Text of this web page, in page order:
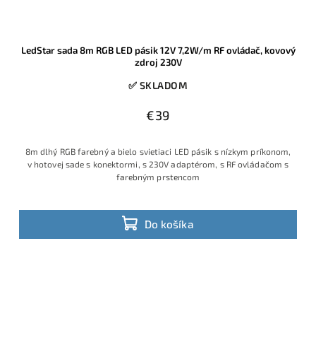
LedStar sada 8m RGB LED pásik 12V 7,2W/m RF ovládač, kovový
zdroj 230V
✅ SKLADOM
€39
Do košíka
8m dlhý RGB farebný a bielo svietiaci LED pásik s nízkym príkonom,
v hotovej sade s konektormi, s 230V adaptérom, s RF ovládačom s
farebným prstencom